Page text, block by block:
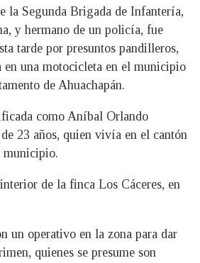
la Segunda Brigada de Infantería,
y hermano de un policía, fue
tarde por presuntos pandilleros,
en una motocicleta en el municipio
de Ahuachapán.
como Aníbal Orlando
23 años, quien vivía en el cantón
municipio.
de la finca Los Cáceres, en
un operativo en la zona para dar
quienes se presume son